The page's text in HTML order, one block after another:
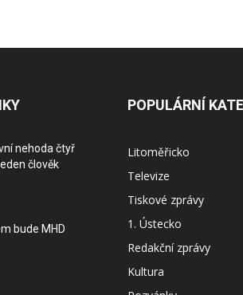
nehoda čtyř
člověk
bude MHD
POPULÁRNÍ
Litoměřicko
Televize
Tiskové zprávy
1. Ústecko
Redakční zprávy
Kultura